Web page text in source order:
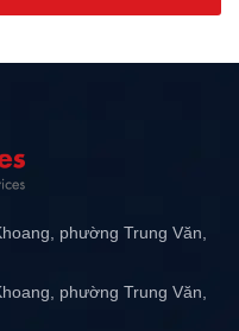
phường Trung Văn,
phường Trung Văn,